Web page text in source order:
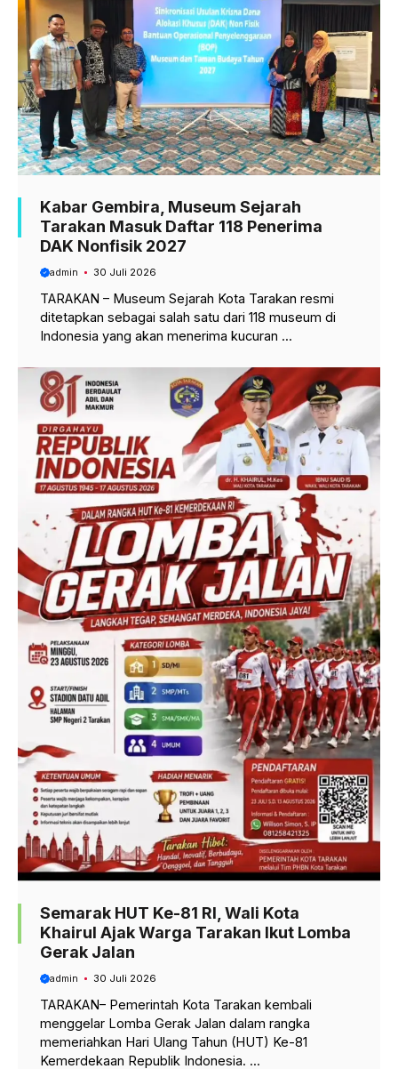
k p
Kabar Gembira, Museum Sejarah
Tarakan Masuk Daftar 118 Penerima
DAK Nonfisik 2027
admin 30 Juli 2026
TARAKAN – Museum Sejarah Kota Tarakan resmi
ditetapkan sebagai salah satu dari 118 museum di
Indonesia yang akan menerima kucuran ...
Semarak HUT Ke-81 RI, Wali Kota
Khairul Ajak Warga Tarakan Ikut Lomba
Gerak Jalan
admin 30 Juli 2026
TARAKAN– Pemerintah Kota Tarakan kembali
menggelar Lomba Gerak Jalan dalam rangka
memeriahkan Hari Ulang Tahun (HUT) Ke-81
Kemerdekaan Republik Indonesia. ...